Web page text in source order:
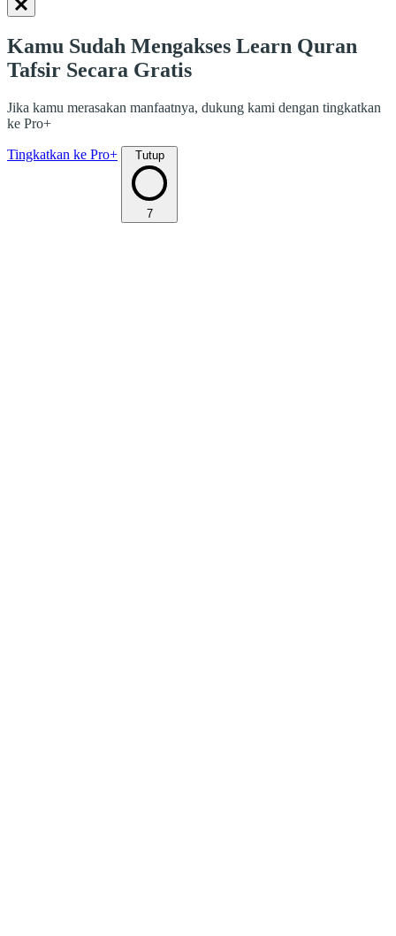
Kamu Sudah Mengakses Learn Quran
Tafsir Secara Gratis
Jika kamu merasakan manfaatnya, dukung kami dengan tingkatkan
ke Pro+
Tingkatkan ke Pro+ Tutup
7